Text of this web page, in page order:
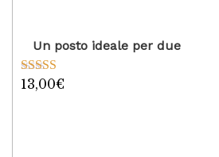
Un posto ideale per due
Valutato
13,00€